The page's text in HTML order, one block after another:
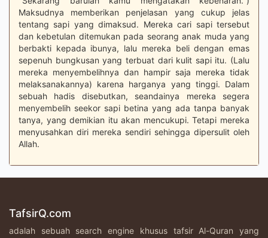
Maksudnya memberikan penjelasan yang cukup jelas
tentang sapi yang dimaksud. Mereka cari sapi tersebut
dan kebetulan ditemukan pada seorang anak muda yang
berbakti kepada ibunya, lalu mereka beli dengan emas
sepenuh bungkusan yang terbuat dari kulit sapi itu. (Lalu
mereka menyembelihnya dan hampir saja mereka tidak
melaksanakannya) karena harganya yang tinggi. Dalam
sebuah hadis disebutkan, seandainya mereka segera
menyembelih seekor sapi betina yang ada tanpa banyak
tanya, yang demikian itu akan mencukupi. Tetapi mereka
menyusahkan diri mereka sendiri sehingga dipersulit oleh
Allah.
TafsirQ.com
adalah sebuah search engine khusus tafsir Al-Quran yang